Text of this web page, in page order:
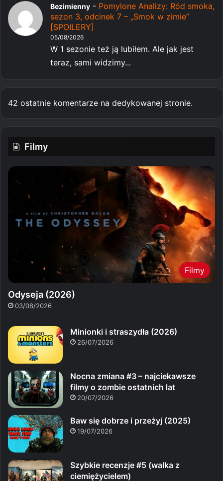
Bezimienny - Pomylone Analizy: Ród smoka,
sezon 3, odcinek 7 – „Smok w zimie”
[SPOILERY]
05/08/2026
W 1 sezonie też ją lubiłem. Ale jak jest
teraz, sami widzimy...
42 ostatnie komentarze na dedykowanej stronie.
Filmy
Filmy
Odyseja (2026)
03/08/2026
Minionki i straszydła (2026)
26/07/2026
Nocna zmiana #3 – najciekawsze
filmy o zombie ostatnich lat
20/07/2026
Baw się dobrze i przeżyj (2025)
19/07/2026
Szybkie recenzje #5 (walka z
ciemiężycielem)